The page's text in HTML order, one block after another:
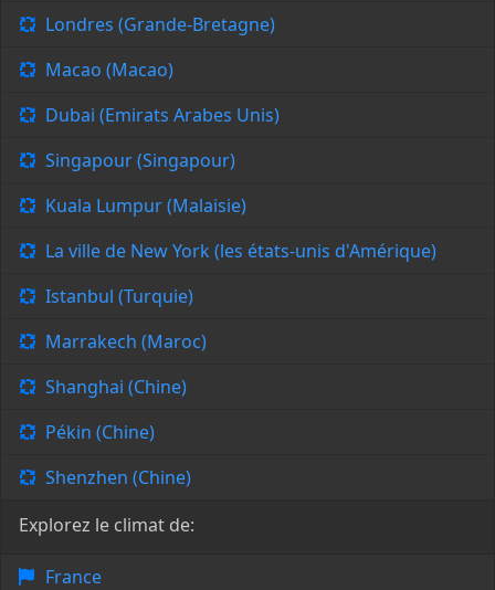
Londres (Grande-Bretagne)
Macao (Macao)
Dubai (Emirats Arabes Unis)
Singapour (Singapour)
Kuala Lumpur (Malaisie)
La ville de New York (les états-unis d'Amérique)
Istanbul (Turquie)
Marrakech (Maroc)
Shanghai (Chine)
Pékin (Chine)
Shenzhen (Chine)
Explorez le climat de:
France